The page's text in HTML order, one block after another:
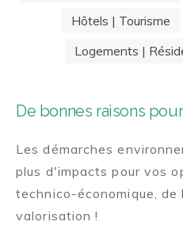
Hôtels | Tourisme
Logements |
De bonnes raisons
Les démarches
plus d'impacts pour vos
technico-économique, de
valorisation !